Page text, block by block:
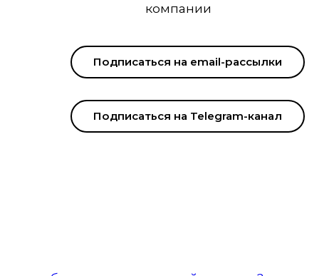
компании
Подписаться на email-рассылки
Подписаться на Telegram-канал